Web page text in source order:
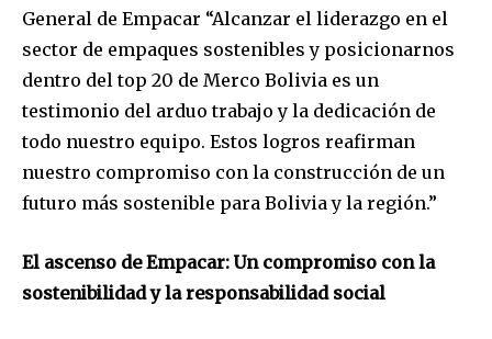
General de Empacar “Alcanzar el liderazgo en el
sector de empaques sostenibles y posicionarnos
dentro del top 20 de Merco Bolivia es un
testimonio del arduo trabajo y la dedicación de
todo nuestro equipo. Estos logros reafirman
nuestro compromiso con la construcción de un
futuro más sostenible para Bolivia y la región.”
El ascenso de Empacar: Un compromiso con la
sostenibilidad y la responsabilidad social